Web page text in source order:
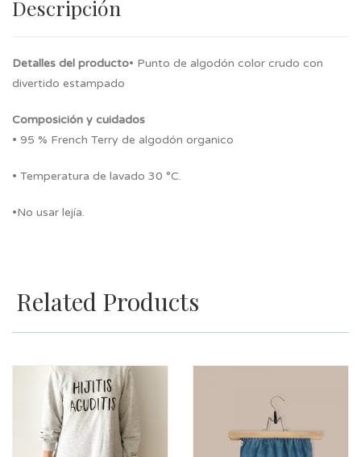
Descripción
Detalles del producto• Punto de algodón color crudo con
divertido estampado
Composición y cuidados
• 95 % French Terry de algodón organico
• Temperatura de lavado 30 °C.
•No usar lejía.
Related Products